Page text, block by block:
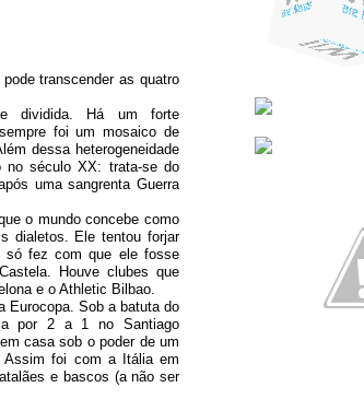
transcender as quatro
dividida. Há um forte
foi um mosaico de
dessa heterogeneidade
no século XX: trata-se do
uma sangrenta Guerra
o mundo concebe como
dialetos. Ele tentou forjar
só fez com que ele fosse
Houve clubes que
e o Athletic Bilbao.
Eurocopa. Sob a batuta do
por 2 a 1 no Santiago
casa sob o poder de um
Assim foi com a Itália em
e bascos (a não ser